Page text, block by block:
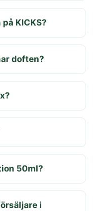
KICKS?
doften?
50ml?
i